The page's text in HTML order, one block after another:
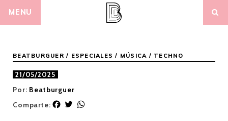
MENU
BEATBURGUER / ESPECIALES / MÚSICA / TECHNO
21/05/2025
Por: Beatburguer
Comparte:
F
T